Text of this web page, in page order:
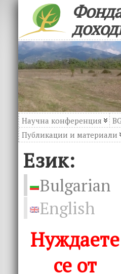
Научна конференция
Публикации и материали
Език:
Bulgarian
English
Нуждаете
се от